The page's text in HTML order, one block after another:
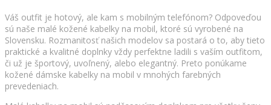
Váš outfit je hotový, ale kam s mobilným telefónom? Odpoveďou
sú naše malé kožené kabelky na mobil, ktoré sú vyrobené na
Slovensku. Rozmanitosť našich modelov sa postará o to, aby tieto
praktické a kvalitné doplnky vždy perfektne ladili s vaším outfitom,
či už je športový, uvoľnený, alebo elegantný. Preto ponúkame
kožené dámske kabelky na mobil v mnohých farebných
prevedeniach.